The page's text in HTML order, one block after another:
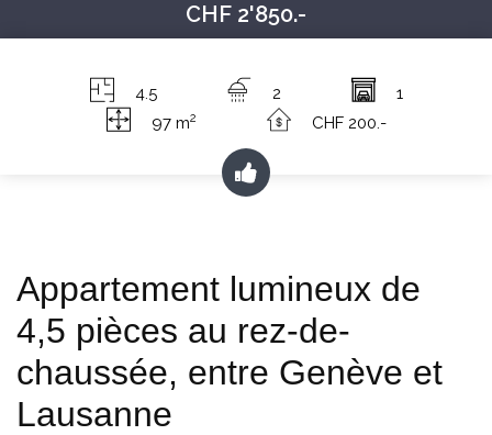
CHF 2'850.-
4.5 2
1
97 m2 CHF 200.-
Appartement lumineux de
4,5 pièces au rez-de-
chaussée, entre Genève et
Lausanne